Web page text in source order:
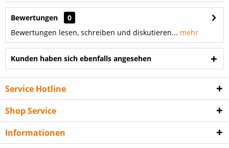
Bewertungen
0
Bewertungen lesen, schreiben und diskutieren... mehr
Kunden haben sich ebenfalls angesehen
Service Hotline
Shop Service
Informationen